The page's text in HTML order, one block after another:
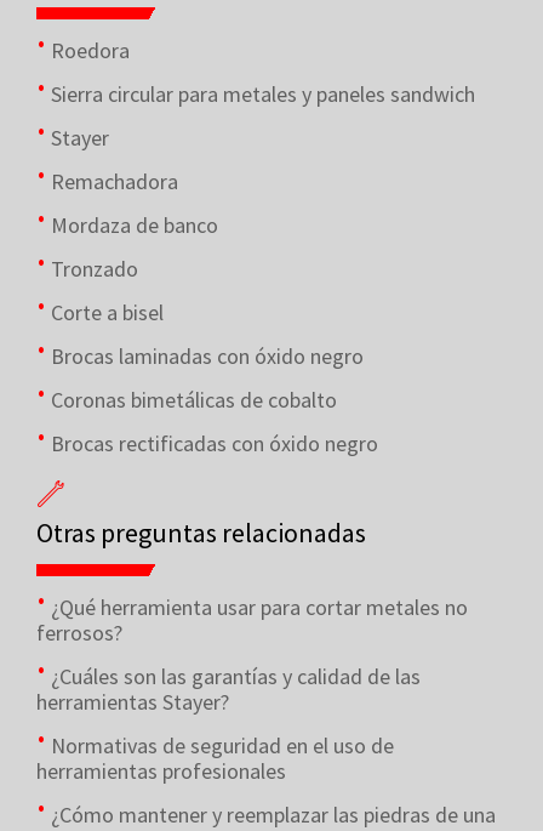
Roedora
Sierra circular para metales y paneles sandwich
Stayer
Remachadora
Mordaza de banco
Tronzado
Corte a bisel
Brocas laminadas con óxido negro
Coronas bimetálicas de cobalto
Brocas rectificadas con óxido negro
Otras preguntas relacionadas
¿Qué herramienta usar para cortar metales no
ferrosos?
¿Cuáles son las garantías y calidad de las
herramientas Stayer?
Normativas de seguridad en el uso de
herramientas profesionales
¿Cómo mantener y reemplazar las piedras de una